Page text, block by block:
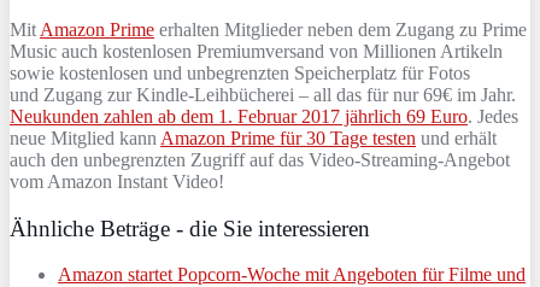
Mit Amazon Prime erhalten Mitglieder neben dem Zugang zu Prime
Music auch kostenlosen Premiumversand von Millionen Artikeln
sowie kostenlosen und unbegrenzten Speicherplatz für Fotos
und Zugang zur Kindle-Leihbücherei – all das für nur 69€ im Jahr.
Neukunden zahlen ab dem 1. Februar 2017 jährlich 69 Euro. Jedes
neue Mitglied kann Amazon Prime für 30 Tage testen und erhält
auch den unbegrenzten Zugriff auf das Video-Streaming-Angebot
vom Amazon Instant Video!
Ähnliche Beträge - die Sie interessieren
Amazon startet Popcorn-Woche mit Angeboten für Filme und